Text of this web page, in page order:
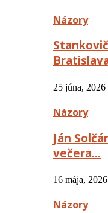
Názory
25 júna, 2026
Názory
Ján
večera…
16 mája, 2026
Názory